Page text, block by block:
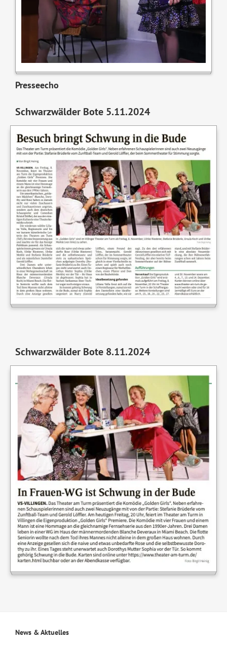
Presseecho
Schwarzwälder Bote 5.11.2024
Schwarzwälder Bote 8.11.2024
News & Aktuelles